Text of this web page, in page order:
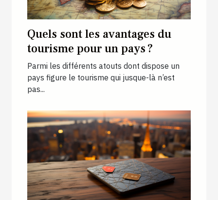
Quels sont les avantages du
tourisme pour un pays ?
Parmi les différents atouts dont dispose un
pays figure le tourisme qui jusque-là n’est
pas...